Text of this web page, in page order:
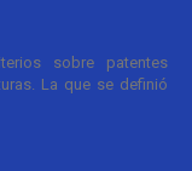
sobre patentes
La que se definió